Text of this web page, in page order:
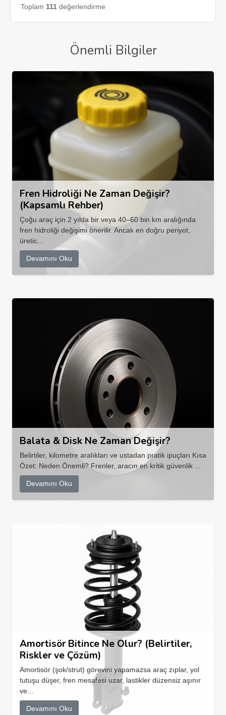
Toplam 111 değerlendirme
Önemli Bilgiler
Fren Hidroliği Ne Zaman Değişir?
(Kapsamlı Rehber)
Çoğu araç için 2 yılda bir veya 40–60 bin km aralığında
fren hidroliği değişimi önerilir. Ancak en doğru periyot,
üretic...
Devamını Oku
Balata & Disk Ne Zaman Değişir?
Belirtiler, kilometre aralıkları ve ustadan pratik ipuçları Kısa
Özet: Neden Önemli? Frenler, aracın en kritik güvenlik ...
Devamını Oku
Amortisör Bitince Ne Olur? (Belirtiler,
Riskler ve Çözüm)
Amortisör (şok/strut) görevini yapamazsa araç zıplar, yol
tutuşu düşer, fren mesafesi uzar, lastikler düzensiz aşınır
ve...
Devamını Oku